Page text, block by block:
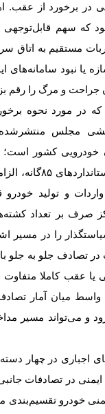
در برخورد از عقب.
که سهم قابل‌توجهی
مستقیم به اتاق
یا نبود سامانه‌های
جراحت و مرگ را رقم
که در مورد نحوه
مجلس
خودرویی کشور است؛
۸۵گانه،
و تولید خودرو
صرف بر تعداد
را در مسیر
در تصادف جلو به جلو
یا عقب کاملا متفاوت
واسط میان آمار
و می‌تواند مسیر
اجباری در چهار دسته
در تصادفات
خودرو تقسیم‌بندی